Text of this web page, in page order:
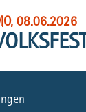
, 08.06.2026